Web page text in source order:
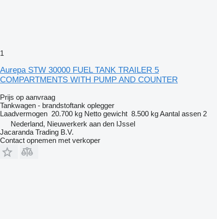
1
Aurepa STW 30000 FUEL TANK TRAILER 5
COMPARTMENTS WITH PUMP AND COUNTER
Prijs op aanvraag
Tankwagen - brandstoftank oplegger
Laadvermogen 20.700 kg Netto gewicht 8.500 kgAantal assen 2
Nederland, Nieuwerkerk aan den IJssel
Jacaranda Trading B.V.
Contact opnemen met verkoper